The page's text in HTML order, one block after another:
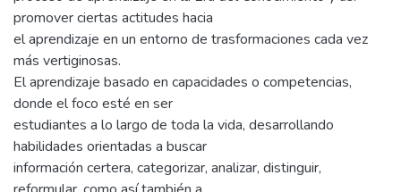
promover ciertas actitudes hacia
el aprendizaje en un entorno de trasformaciones cada vez
más vertiginosas.
El aprendizaje basado en capacidades o competencias,
donde el foco esté en ser
estudiantes a lo largo de toda la vida, desarrollando
habilidades orientadas a buscar
información certera, categorizar, analizar, distinguir,